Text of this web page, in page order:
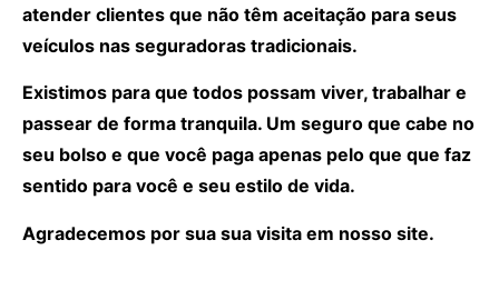
atender clientes que não têm aceitação para seus
veículos nas seguradoras tradicionais.
Existimos para que todos possam viver, trabalhar e
passear de forma tranquila. Um seguro que cabe no
seu bolso e que você paga apenas pelo que que faz
sentido para você e seu estilo de vida.
Agradecemos por sua sua visita em nosso site.